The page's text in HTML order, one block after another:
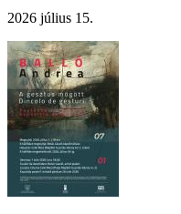
2026 július 15.